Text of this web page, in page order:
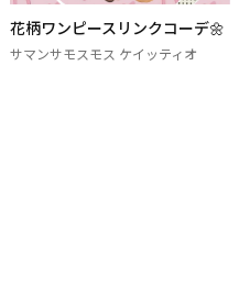
花柄ワンピースリンクコーデ🌼
サマンサモスモス ケイッティオ